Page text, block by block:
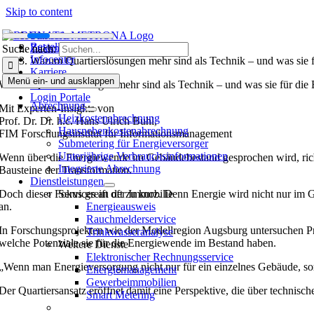
Skip to content
Bestellen
Infocenter
Karriere
Bewohner
Login Portale
Suche nach:
Menü ein- und ausklappen
Abrechnung
Heizkostenabrechnung
Hausneben­kosten­abrechnung
Submetering für Energieversorger
Unterjährige Verbrauchsinformationen
Integrierte Abrechnung
Dienstleistungen
Services an der Immobilie
Energieausweis
Rauchmelderservice
Trinkwasseranalyse
Weitere Dienste
Elektronischer Rechnungsservice
Energiemanagement
Gewerbeimmobilien
Smart Metering
Startseite
Zukunft Wohnen
Warum Quartierslösungen mehr sind als Technik – und was
Quartierslösungen mehr sind als Technik – und was sie für die
Experten-Insights von
Dr. Dr. h.c. Hans Ulrich Buhl,
Forschungsinstitut für Informationsmanagement
über die Energiewende im Gebäudebestand gesprochen wird,
der Transformation.
dieser Fokus greift oft zu kurz. Denn Energie wird nicht nur im
Forschungsprojekten wie der Modellregion Augsburg untersuchen
Potenziale sie für die Energiewende im Bestand haben.
man Energieversorgung nicht nur für ein einzelnes Gebäude,
Quartiersansatz eröffnet damit eine Perspektive, die über